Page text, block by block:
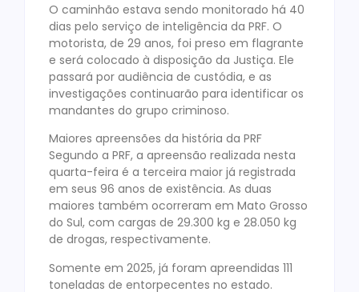
O caminhão estava sendo monitorado há 40
dias pelo serviço de inteligência da PRF. O
motorista, de 29 anos, foi preso em flagrante
e será colocado à disposição da Justiça. Ele
passará por audiência de custódia, e as
investigações continuarão para identificar os
mandantes do grupo criminoso.
Maiores apreensões da história da PRF
Segundo a PRF, a apreensão realizada nesta
quarta-feira é a terceira maior já registrada
em seus 96 anos de existência. As duas
maiores também ocorreram em Mato Grosso
do Sul, com cargas de 29.300 kg e 28.050 kg
de drogas, respectivamente.
Somente em 2025, já foram apreendidas 111
toneladas de entorpecentes no estado.